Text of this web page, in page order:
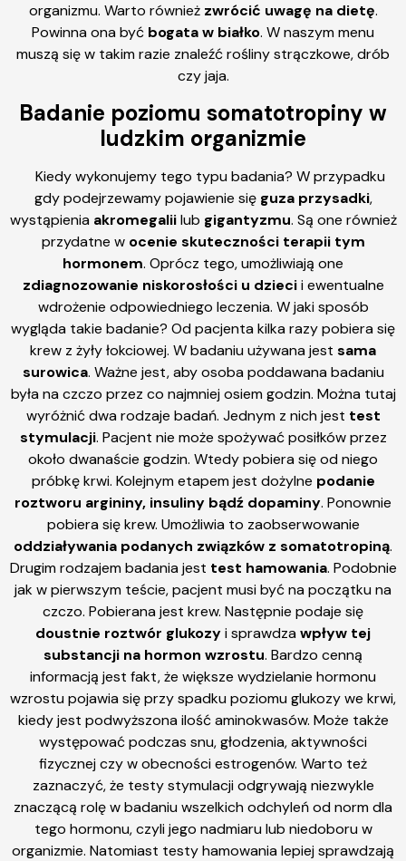
organizmu. Warto również zwrócić uwagę na dietę.
Powinna ona być bogata w białko. W naszym menu
muszą się w takim razie znaleźć rośliny strączkowe, drób
czy jaja.
Badanie poziomu somatotropiny w
ludzkim organizmie
Kiedy wykonujemy tego typu badania? W przypadku
gdy podejrzewamy pojawienie się guza przysadki,
wystąpienia akromegaliilub gigantyzmu. Są one również
przydatne w ocenie skuteczności terapii tym
hormonem. Oprócz tego, umożliwiają one
zdiagnozowanie niskorosłości u dziecii ewentualne
wdrożenie odpowiedniego leczenia. W jaki sposób
wygląda takie badanie? Od pacjenta kilka razy pobiera się
krew z żyły łokciowej. W badaniu używana jest sama
surowica. Ważne jest, aby osoba poddawana badaniu
była na czczo przez co najmniej osiem godzin. Można tutaj
wyróżnić dwa rodzaje badań. Jednym z nich jest test
stymulacji. Pacjent nie może spożywać posiłków przez
około dwanaście godzin. Wtedy pobiera się od niego
próbkę krwi. Kolejnym etapem jest dożylne podanie
roztworu argininy, insuliny bądź dopaminy. Ponownie
pobiera się krew. Umożliwia to zaobserwowanie
oddziaływania podanych związków z somatotropiną.
Drugim rodzajem badania jest test hamowania. Podobnie
jak w pierwszym teście, pacjent musi być na początku na
czczo. Pobierana jest krew. Następnie podaje się
doustnie roztwór glukozyi sprawdza wpływ tej
substancji na hormon wzrostu. Bardzo cenną
informacją jest fakt, że większe wydzielanie hormonu
wzrostu pojawia się przy spadku poziomu glukozy we krwi,
kiedy jest podwyższona ilość aminokwasów. Może także
występować podczas snu, głodzenia, aktywności
fizycznej czy w obecności estrogenów. Warto też
zaznaczyć, że testy stymulacji odgrywają niezwykle
znaczącą rolę w badaniu wszelkich odchyleń od norm dla
tego hormonu, czyli jego nadmiaru lub niedoboru w
organizmie. Natomiast testy hamowania lepiej sprawdzają